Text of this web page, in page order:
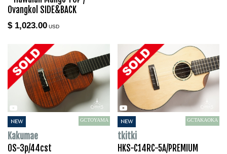
Ovangkol SIDE&BACK
$ 1,023.00 USD
NEW GCTOYAMA
Kakumae
OS-3p/44cst
NEW GCTAKAOKA
tkitki
HKS-C14RC-5A/PREMIUM